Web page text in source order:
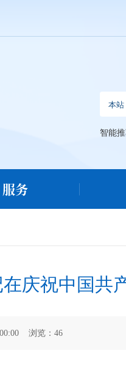
智能推
服务
庆祝中国共
浏览： 46